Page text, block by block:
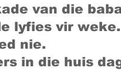
van die
lyfies vir
nie.
in die huis